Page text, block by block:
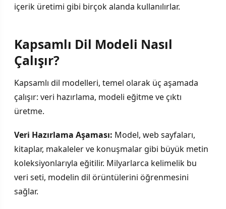
içerik üretimi gibi birçok alanda kullanılırlar.
Kapsamlı Dil Modeli Nasıl
Çalışır?
Kapsamlı dil modelleri, temel olarak üç aşamada
çalışır: veri hazırlama, modeli eğitme ve çıktı
üretme.
Veri Hazırlama Aşaması: Model, web sayfaları,
kitaplar, makaleler ve konuşmalar gibi büyük metin
koleksiyonlarıyla eğitilir. Milyarlarca kelimelik bu
veri seti, modelin dil örüntülerini öğrenmesini
sağlar.